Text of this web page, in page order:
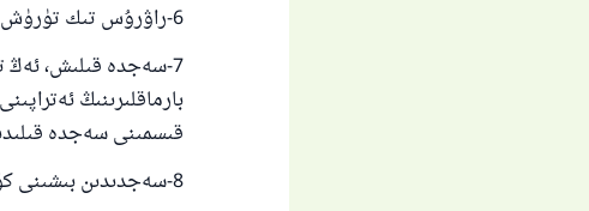
6-راۋرۇس تىك تۈرۈش.
7-سەجدە قىلىش، ئەڭ
بارماقلىرىنىڭ
قىسمىنى سەجدە
8-سەجدىدىن بىشىنى كۆتۈرۈش.